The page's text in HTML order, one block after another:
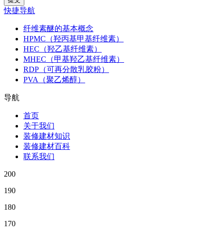
快捷导航
纤维素醚的基本概念
HPMC（羟丙基甲基纤维素）
HEC（羟乙基纤维素）
MHEC（甲基羟乙基纤维素）
RDP（可再分散乳胶粉）
PVA（聚乙烯醇）
导航
首页
关于我们
装修建材知识
装修建材百科
联系我们
200
190
180
170